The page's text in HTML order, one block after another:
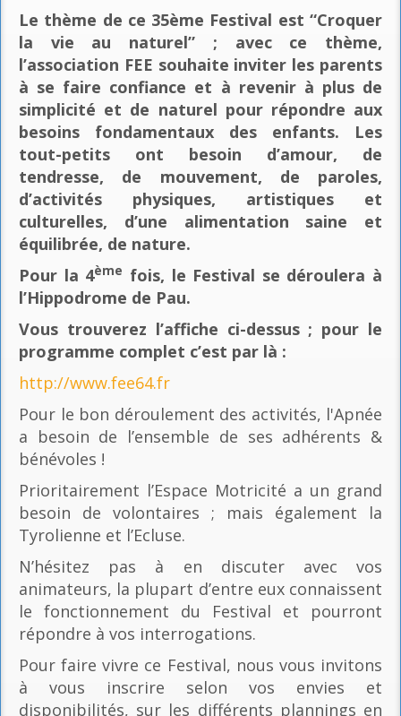
Le thème de ce 35ème Festival est “Croquer
la vie au naturel” ; avec ce thème,
l’association FEE souhaite inviter les parents
à se faire confiance et à revenir à plus de
simplicité et de naturel pour répondre aux
besoins fondamentaux des enfants. Les
tout-petits ont besoin d’amour, de
tendresse, de mouvement, de paroles,
d’activités physiques, artistiques et
culturelles, d’une alimentation saine et
équilibrée, de nature.
Pour la 4ème fois, le Festival se déroulera à
l’Hippodrome de Pau.
Vous trouverez l’affiche ci-dessus ; pour le
programme complet c’est par là :
http://www.fee64.fr
Pour le bon déroulement des activités, l'Apnée
a besoin de l’ensemble de ses adhérents &
bénévoles !
Prioritairement l’Espace Motricité a un grand
besoin de volontaires ; mais également la
Tyrolienne et l’Ecluse.
N’hésitez pas à en discuter avec vos
animateurs, la plupart d’entre eux connaissent
le fonctionnement du Festival et pourront
répondre à vos interrogations.
Pour faire vivre ce Festival, nous vous invitons
à vous inscrire selon vos envies et
disponibilités, sur les différents plannings en